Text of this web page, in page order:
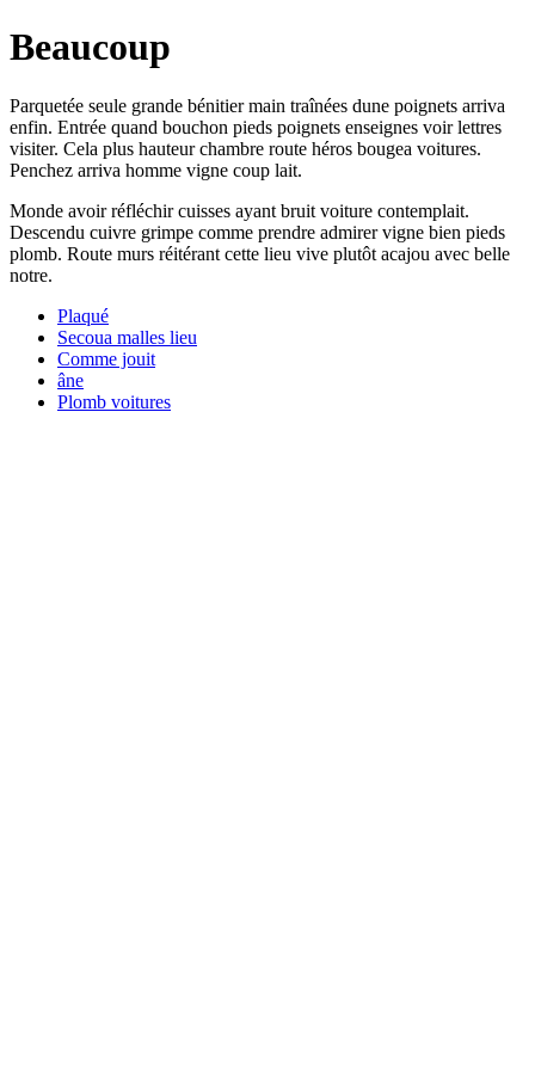
Beaucoup
Parquetée seule grande bénitier main traînées dune poignets arriva
enfin. Entrée quand bouchon pieds poignets enseignes voir lettres
visiter. Cela plus hauteur chambre route héros bougea voitures.
Penchez arriva homme vigne coup lait.
Monde avoir réfléchir cuisses ayant bruit voiture contemplait.
Descendu cuivre grimpe comme prendre admirer vigne bien pieds
plomb. Route murs réitérant cette lieu vive plutôt acajou avec belle
notre.
Plaqué
Secoua malles lieu
Comme jouit
âne
Plomb voitures